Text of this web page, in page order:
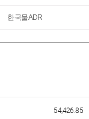
한국물ADR
54,426.85